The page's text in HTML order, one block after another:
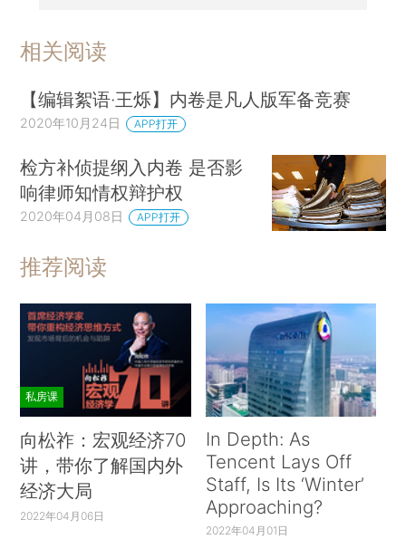
相关阅读
【编辑絮语·王烁】内卷是凡人版军备竞赛
2020年10月24日 APP打开
检方补侦提纲入内卷 是否影
响律师知情权辩护权
2020年04月08日 APP打开
推荐阅读
私房课
向松祚：宏观经济70
讲，带你了解国内外
经济大局
2022年04月06日
In Depth: As
Tencent Lays Off
Staff, Is Its ‘Winter’
Approaching?
2022年04月01日